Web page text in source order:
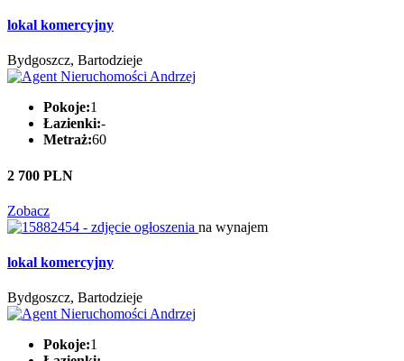
lokal komercyjny
Bydgoszcz, Bartodzieje
Pokoje:1
Łazienki:-
Metraż:60
2 700 PLN
Zobacz
na wynajem
lokal komercyjny
Bydgoszcz, Bartodzieje
Pokoje:1